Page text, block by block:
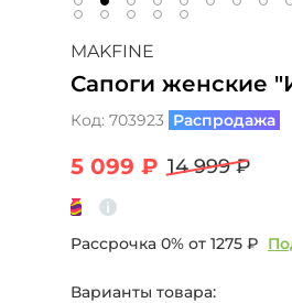
MAKFINE
Сапоги женские
Код: 703923 Распродажа
5 099 ₽ 14 999 ₽
Рассрочка 0% от 1275 ₽
Варианты товара: